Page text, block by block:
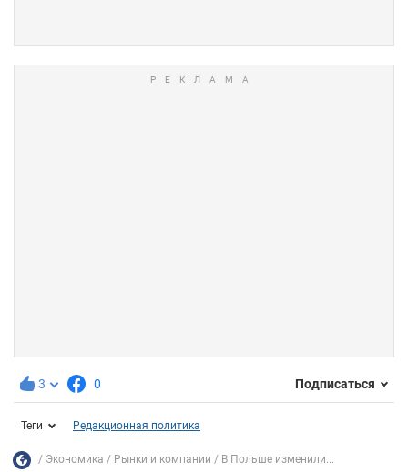
3 0 Подписаться
Теги Редакционная политика
Экономика Рынки и компании В Польше изменили...